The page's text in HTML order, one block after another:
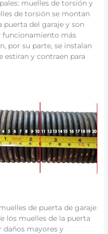
muelles de torsión y
de torsión se montan
puerta del garaje y son
funcionamiento más
por su parte, se instalan
estiran y contraen para
de puerta de garaje
los muelles de la puerta
daños mayores y